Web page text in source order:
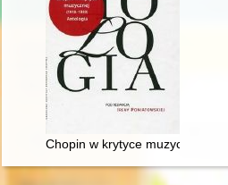
Chopin w krytyce muzycznej